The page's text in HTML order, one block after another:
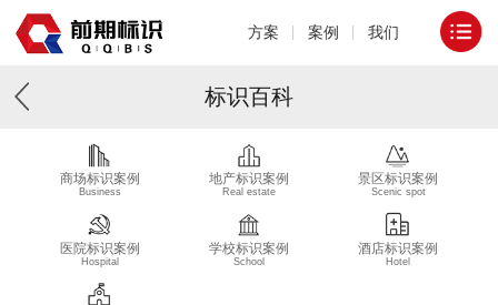
方案 案例 我们
标识百科
商场标识案例
Business
地产标识案例
Real estate
景区标识案例
Scenic spot
医院标识案例
Hospital
学校标识案例
School
酒店标识案例
Hotel